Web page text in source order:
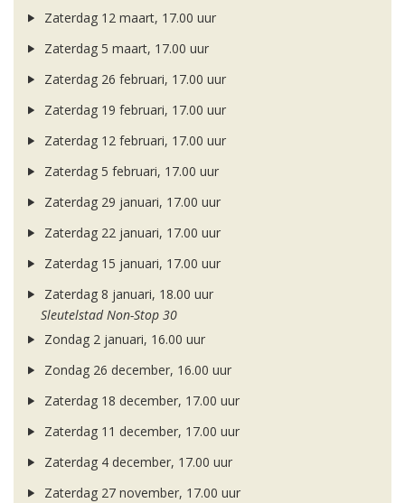
Zaterdag 12 maart, 17.00 uur
Zaterdag 5 maart, 17.00 uur
Zaterdag 26 februari, 17.00 uur
Zaterdag 19 februari, 17.00 uur
Zaterdag 12 februari, 17.00 uur
Zaterdag 5 februari, 17.00 uur
Zaterdag 29 januari, 17.00 uur
Zaterdag 22 januari, 17.00 uur
Zaterdag 15 januari, 17.00 uur
Zaterdag 8 januari, 18.00 uur
Sleutelstad Non-Stop 30
Zondag 2 januari, 16.00 uur
Zondag 26 december, 16.00 uur
Zaterdag 18 december, 17.00 uur
Zaterdag 11 december, 17.00 uur
Zaterdag 4 december, 17.00 uur
Zaterdag 27 november, 17.00 uur